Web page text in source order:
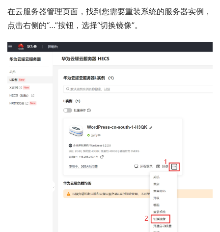
在云服务器管理页面，找到您需要重装系统的服务器实例，
点击右侧的“…”按钮，选择“切换镜像”。